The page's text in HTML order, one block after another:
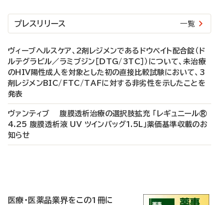
プレスリリース 一覧
ヴィーブヘルスケア、2剤レジメンであるドウベイト配合錠（ド
ルテグラビル／ラミブジン［DTG/3TC］）について、未治療
のHIV陽性成人を対象とした初の直接比較試験において、3
剤レジメンBIC/FTC/TAFに対する非劣性を示したことを
発表
ヴァンティブ 腹膜透析治療の選択肢拡充 「レギュニール®
4.25 腹膜透析液 UV ツインバッグ1.5L」薬価基準収載のお
知らせ
医療・医薬品業界をこの1冊に